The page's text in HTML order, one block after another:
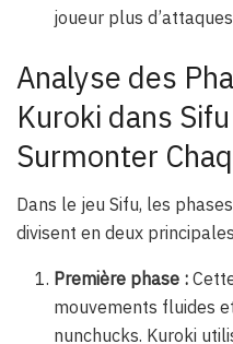
joueur plus
Analyse des
Kuroki dans
Surmonter
Dans le jeu Sifu, les
divisent en deux
Première phase :
mouvements fluides
nunchucks. Kuroki